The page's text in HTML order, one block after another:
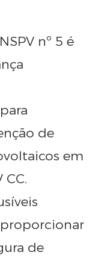
nº 5 é
de
em
CC.
de